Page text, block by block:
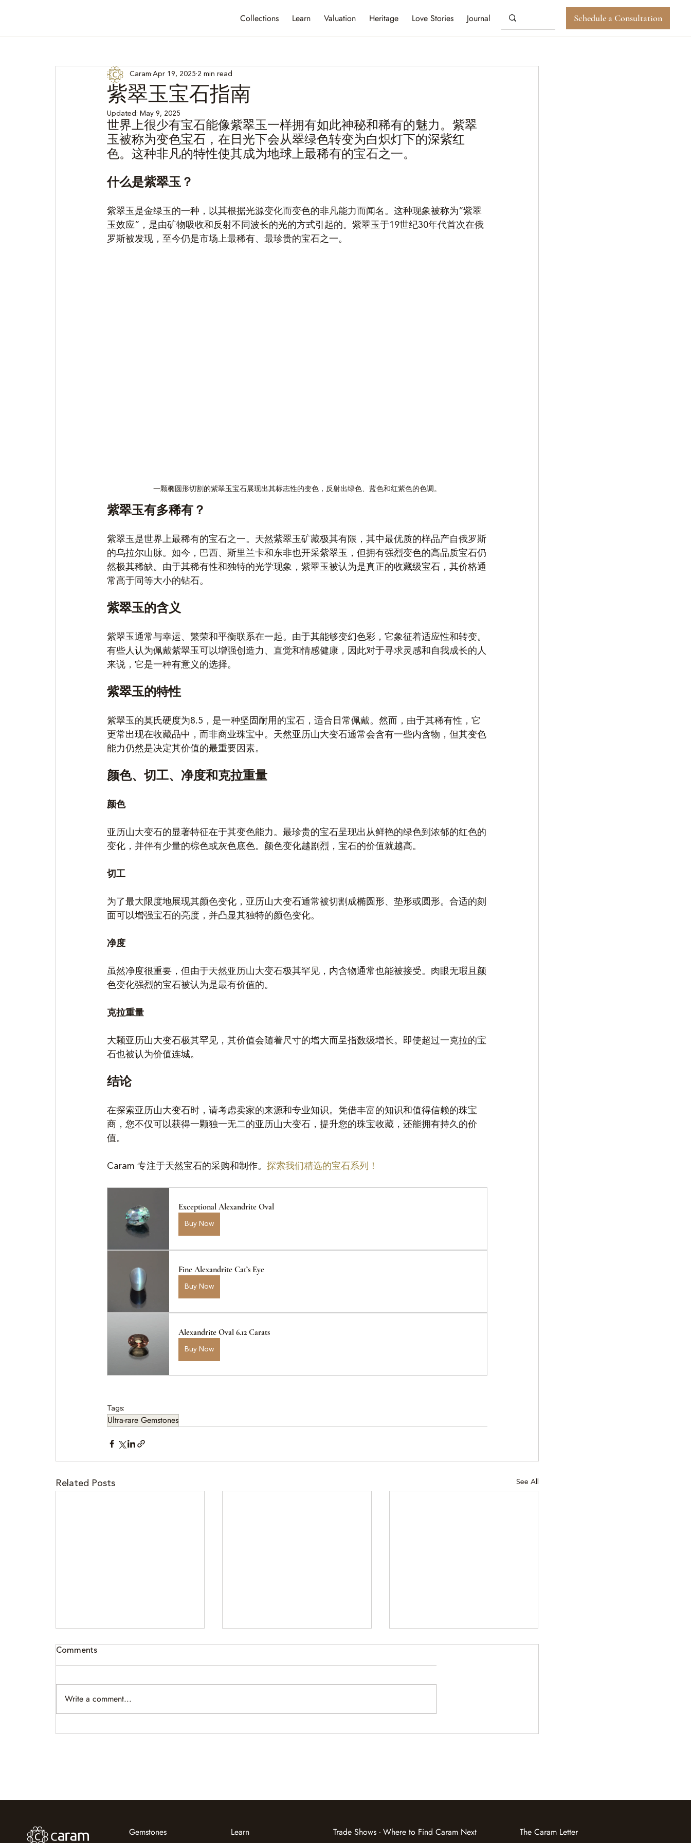
Collections Learn Valuation Heritage Love Stories Journal Schedule a Consultation
紫翠玉宝石指南
Caram Apr 19, 2025 2 min read
Updated: May 9, 2025
世界上很少有宝石能像紫翠玉一样拥有如此神秘和稀有的魅力。紫翠
玉被称为变色宝石，在日光下会从翠绿色转变为白炽灯下的深紫红
色。这种非凡的特性使其成为地球上最稀有的宝石之一。
什么是紫翠玉？
紫翠玉是金绿玉的一种，以其根据光源变化而变色的非凡能力而闻名。这种现象被称为“紫翠
玉效应”，是由矿物吸收和反射不同波长的光的方式引起的。紫翠玉于19世纪30年代首次在俄
罗斯被发现，至今仍是市场上最稀有、最珍贵的宝石之一。
一颗椭圆形切割的紫翠玉宝石展现出其标志性的变色，反射出绿色、蓝色和红紫色的色调。
紫翠玉有多稀有？
紫翠玉是世界上最稀有的宝石之一。天然紫翠玉矿藏极其有限，其中最优质的样品产自俄罗斯
的乌拉尔山脉。如今，巴西、斯里兰卡和东非也开采紫翠玉，但拥有强烈变色的高品质宝石仍
然极其稀缺。由于其稀有性和独特的光学现象，紫翠玉被认为是真正的收藏级宝石，其价格通
常高于同等大小的钻石。
紫翠玉的含义
紫翠玉通常与幸运、繁荣和平衡联系在一起。由于其能够变幻色彩，它象征着适应性和转变。
有些人认为佩戴紫翠玉可以增强创造力、直觉和情感健康，因此对于寻求灵感和自我成长的人
来说，它是一种有意义的选择。
紫翠玉的特性
紫翠玉的莫氏硬度为8.5，是一种坚固耐用的宝石，适合日常佩戴。然而，由于其稀有性，它
更常出现在收藏品中，而非商业珠宝中。天然亚历山大变石通常会含有一些内含物，但其变色
能力仍然是决定其价值的最重要因素。
颜色、切工、净度和克拉重量
颜色
亚历山大变石的显著特征在于其变色能力。最珍贵的宝石呈现出从鲜艳的绿色到浓郁的红色的
变化，并伴有少量的棕色或灰色底色。颜色变化越剧烈，宝石的价值就越高。
切工
为了最大限度地展现其颜色变化，亚历山大变石通常被切割成椭圆形、垫形或圆形。合适的刻
面可以增强宝石的亮度，并凸显其独特的颜色变化。
净度
虽然净度很重要，但由于天然亚历山大变石极其罕见，内含物通常也能被接受。肉眼无瑕且颜
色变化强烈的宝石被认为是最有价值的。
克拉重量
大颗亚历山大变石极其罕见，其价值会随着尺寸的增大而呈指数级增长。即使超过一克拉的宝
石也被认为价值连城。
结论
在探索亚历山大变石时，请考虑卖家的来源和专业知识。凭借丰富的知识和值得信赖的珠宝
商，您不仅可以获得一颗独一无二的亚历山大变石，提升您的珠宝收藏，还能拥有持久的价
值。
Caram 专注于天然宝石的采购和制作。 探索我们精选的宝石系列！
Exceptional Alexandrite Oval
Buy Now
Fine Alexandrite Cat’s Eye
Buy Now
Alexandrite Oval 6.12 Carats
Buy Now
Tags:
Ultra-rare Gemstones
Related Posts See All
Comments
Write a comment...
Gemstones
Learn
Trade Shows - Where to Find Caram Next The Caram Letter